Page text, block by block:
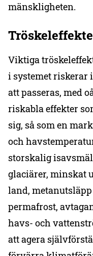
mänskligheten.
Viktiga
i systemet riskerar
att passeras, med
riskabla effekter
sig, så som en
och
storskalig
glaciärer, minskat
land,
permafrost,
havs- och
att agera